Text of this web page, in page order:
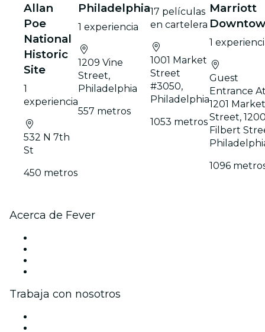
Allan
Pоe
National
Historic
Site
1
experiencia
532 N 7th
St
450 metros
Philadelphia
1 experiencia
1209 Vine
Street,
Philadelphia
557 metros
17 películas
en cartelera
1001 Market
Street
#3050,
Philadelphia
1053 metros
Marriott
1
Guest
Entrance
1201 Market
Street,
Filbert
1096
Acerca de Fever
Trabaja con nosotros